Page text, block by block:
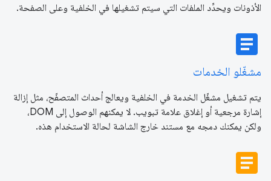
الأذونات ويحدِّد الملفات التي سيتم تشغيلها في الخلفية وعلى الصفحة.
article
مشغّلو الخدمات
يتم تشغيل مشغّل الخدمة في الخلفية ويعالج أحداث المتصفّح، مثل إزالة
إشارة مرجعية أو إغلاق علامة تبويب. لا يمكنهم الوصول إلى DOM،
ولكن يمكنك دمجه مع مستند خارج الشاشة لحالة الاستخدام هذه.
article